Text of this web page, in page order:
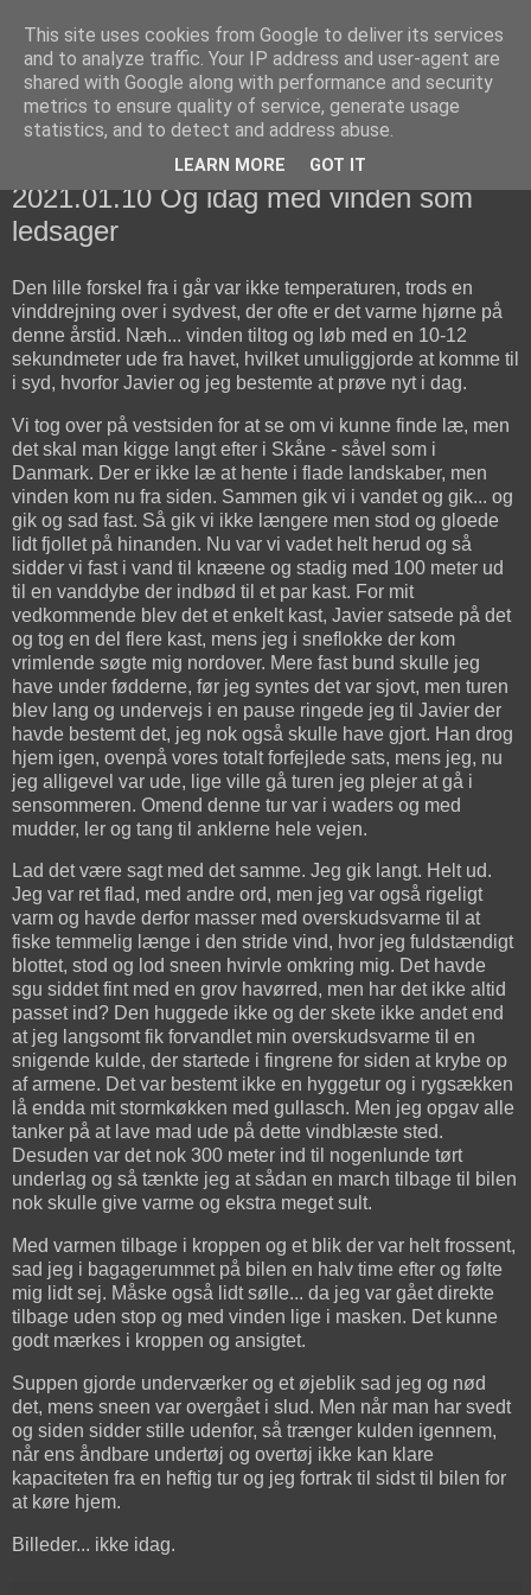
fiskedagbog.dk
Havørredfiskeri, tordenvejr og rav i (en skøn?) tre-enighed
søndag den 10. januar 2021
2021.01.10 Og idag med vinden som
ledsager
Den lille forskel fra i går var ikke temperaturen, trods en
vinddrejning over i sydvest, der ofte er det varme hjørne på
denne årstid. Næh... vinden tiltog og løb med en 10-12
sekundmeter ude fra havet, hvilket umuliggjorde at komme til
i syd, hvorfor Javier og jeg bestemte at prøve nyt i dag.
Vi tog over på vestsiden for at se om vi kunne finde læ, men
det skal man kigge langt efter i Skåne - såvel som i
Danmark. Der er ikke læ at hente i flade landskaber, men
vinden kom nu fra siden. Sammen gik vi i vandet og gik... og
gik og sad fast. Så gik vi ikke længere men stod og gloede
lidt fjollet på hinanden. Nu var vi vadet helt herud og så
sidder vi fast i vand til knæene og stadig med 100 meter ud
til en vanddybe der indbød til et par kast. For mit
vedkommende blev det et enkelt kast, Javier satsede på det
og tog en del flere kast, mens jeg i sneflokke der kom
vrimlende søgte mig nordover. Mere fast bund skulle jeg
have under fødderne, før jeg syntes det var sjovt, men turen
blev lang og undervejs i en pause ringede jeg til Javier der
havde bestemt det, jeg nok også skulle have gjort. Han drog
hjem igen, ovenpå vores totalt forfejlede sats, mens jeg, nu
jeg alligevel var ude, lige ville gå turen jeg plejer at gå i
sensommeren. Omend denne tur var i waders og med
mudder, ler og tang til anklerne hele vejen.
Lad det være sagt med det samme. Jeg gik langt. Helt ud.
Jeg var ret flad, med andre ord, men jeg var også rigeligt
varm og havde derfor masser med overskudsvarme til at
fiske temmelig længe i den stride vind, hvor jeg fuldstændigt
blottet, stod og lod sneen hvirvle omkring mig. Det havde
sgu siddet fint med en grov havørred, men har det ikke altid
passet ind? Den huggede ikke og der skete ikke andet end
at jeg langsomt fik forvandlet min overskudsvarme til en
snigende kulde, der startede i fingrene for siden at krybe op
af armene. Det var bestemt ikke en hyggetur og i rygsækken
lå endda mit stormkøkken med gullasch. Men jeg opgav alle
tanker på at lave mad ude på dette vindblæste sted.
Desuden var det nok 300 meter ind til nogenlunde tørt
underlag og så tænkte jeg at sådan en march tilbage til bilen
nok skulle give varme og ekstra meget sult.
Med varmen tilbage i kroppen og et blik der var helt frossent,
sad jeg i bagagerummet på bilen en halv time efter og følte
mig lidt sej. Måske også lidt sølle... da jeg var gået direkte
tilbage uden stop og med vinden lige i masken. Det kunne
godt mærkes i kroppen og ansigtet.
Suppen gjorde underværker og et øjeblik sad jeg og nød
det, mens sneen var overgået i slud. Men når man har svedt
og siden sidder stille udenfor, så trænger kulden igennem,
når ens åndbare undertøj og overtøj ikke kan klare
kapaciteten fra en heftig tur og jeg fortrak til sidst til bilen for
at køre hjem.
Billeder... ikke idag.
This site uses cookies from Google to deliver its services
and to analyze traffic. Your IP address and user-agent are
shared with Google along with performance and security
metrics to ensure quality of service, generate usage
statistics, and to detect and address abuse.
LEARN MORE GOT IT